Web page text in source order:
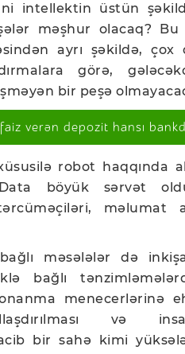
intellektin üstün
məşhur olacaq?
ayrı şəkildə,
görə,
bir peşə
verən depozit hansı
robot haqqında
böyük sərvət
məlumat
məsələlər də
bağlı
menecerlərinə
və
bir sahə kimi